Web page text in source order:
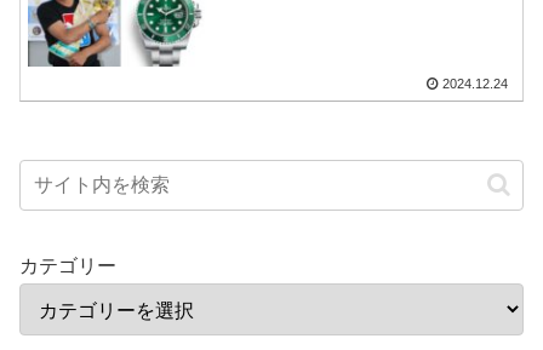
2024.12.24
カテゴリー